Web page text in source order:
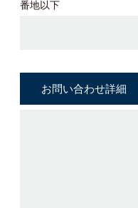
番地以下
お問い合わせ詳細